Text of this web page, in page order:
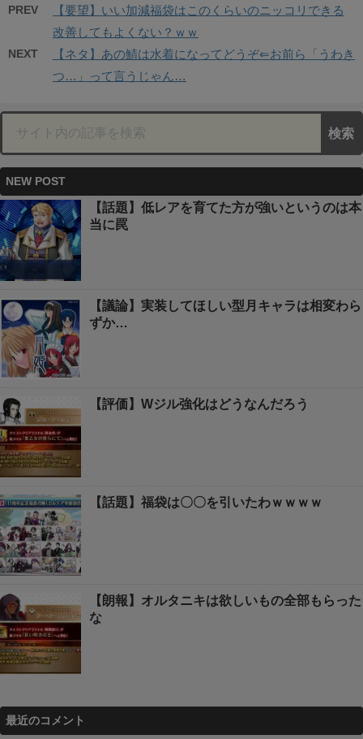
PREV
【要望】いい加減福袋はこのくらいのニッコリできる
改善してもよくない？ｗｗ
NEXT
【ネタ】あの鯖は水着になってどうぞ⇐お前ら「うわき
つ…」って言うじゃん…
NEW POST
【話題】低レアを育てた方が強いというのは本
当に罠
【議論】実装してほしい型月キャラは相変わら
ずか…
【評価】Wジル強化はどうなんだろう
【話題】福袋は〇〇を引いたわｗｗｗｗ
【朗報】オルタニキは欲しいもの全部もらった
な
最近のコメント